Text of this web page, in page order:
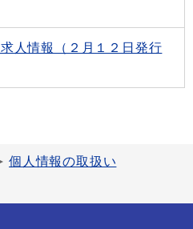
人情報（２月１２日発行
個人情報の取扱い